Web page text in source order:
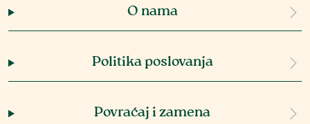
O nama
Politika poslovanja
Povraćaj i zamena